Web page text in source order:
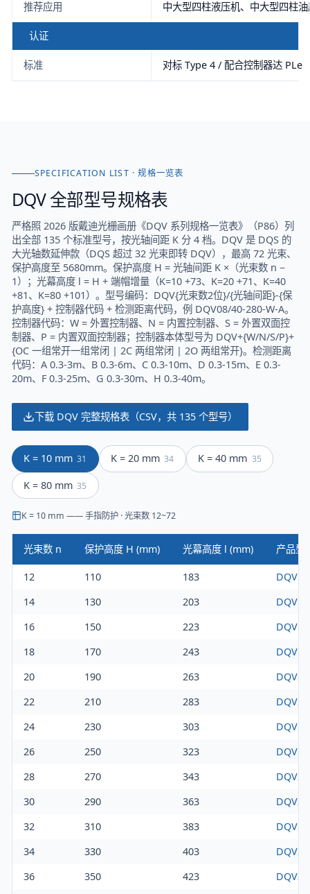
推荐应用 中大型四柱液压机、中大型四柱
认证
标准 对标 Type 4 / 配合控制器达 PLe
SPECIFICATION LIST · 规格一览表
DQV全部型号规格表
严格照 2026 版戴迪光栅画册《DQV 系列规格一览表》（P86）列
出全部 135 个标准型号，按光轴间距 K 分 4 档。DQV 是 DQS 的
大光轴数延伸款（DQS 超过 32 光束即转 DQV），最高 72 光束、
保护高度至 5680mm。保护高度 H = 光轴间距 K ×（光束数 n −
1）；光幕高度 l = H + 端帽增量（K=10 +73、K=20 +71、K=40
+81、K=80 +101）。型号编码：DQV{光束数2位}/{光轴间距}-{保
护高度} + 控制器代码 + 检测距离代码，例 DQV08/40-280-W-A。
控制器代码：W = 外置控制器、N = 内置控制器、S = 外置双面控
制器、P = 内置双面控制器；控制器本体型号为 DQV+{W/N/S/P}+
{OC 一组常开一组常闭 | 2C 两组常闭 | 2O 两组常开}。检测距离
代码：A 0.3-3m、B 0.3-6m、C 0.3-10m、D 0.3-15m、E 0.3-
20m、F 0.3-25m、G 0.3-30m、H 0.3-40m。
下载 DQV完整规格表（CSV，共 135个型号）
K = 10 mm 31 K = 20 mm 34 K = 40 mm 35
K = 80 mm 35
K = 10 mm ——手指防护 · 光束数 12~72
光束数 n 保护高度 H (mm) 光幕高度 l (mm) 产品型
12 110 183
14
130 203
16
150 223
18
170 243
20
190 263
22
210 283
24
230 303
26
250 323
28
270 343
30
290 363
32
310 383
34
330 403
36
350 423